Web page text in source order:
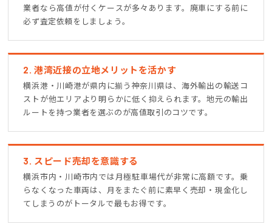
業者なら高値が付くケースが多々あります。廃車にする前に
必ず査定依頼をしましょう。
2. 港湾近接の立地メリットを活かす
横浜港・川崎港が県内に揃う神奈川県は、海外輸出の輸送コ
ストが他エリアより明らかに低く抑えられます。地元の輸出
ルートを持つ業者を選ぶのが高値取引のコツです。
3. スピード売却を意識する
横浜市内・川崎市内では月極駐車場代が非常に高額です。乗
らなくなった車両は、月をまたぐ前に素早く売却・現金化し
てしまうのがトータルで最もお得です。